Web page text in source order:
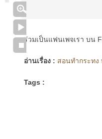
ร่วมเป็นแฟนเพจเรา บน
อ่านเรื่อง : สอนทำกระทง
Tags :